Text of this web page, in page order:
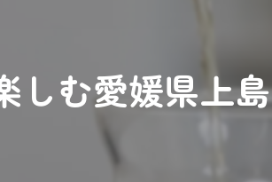
しむ愛媛県上